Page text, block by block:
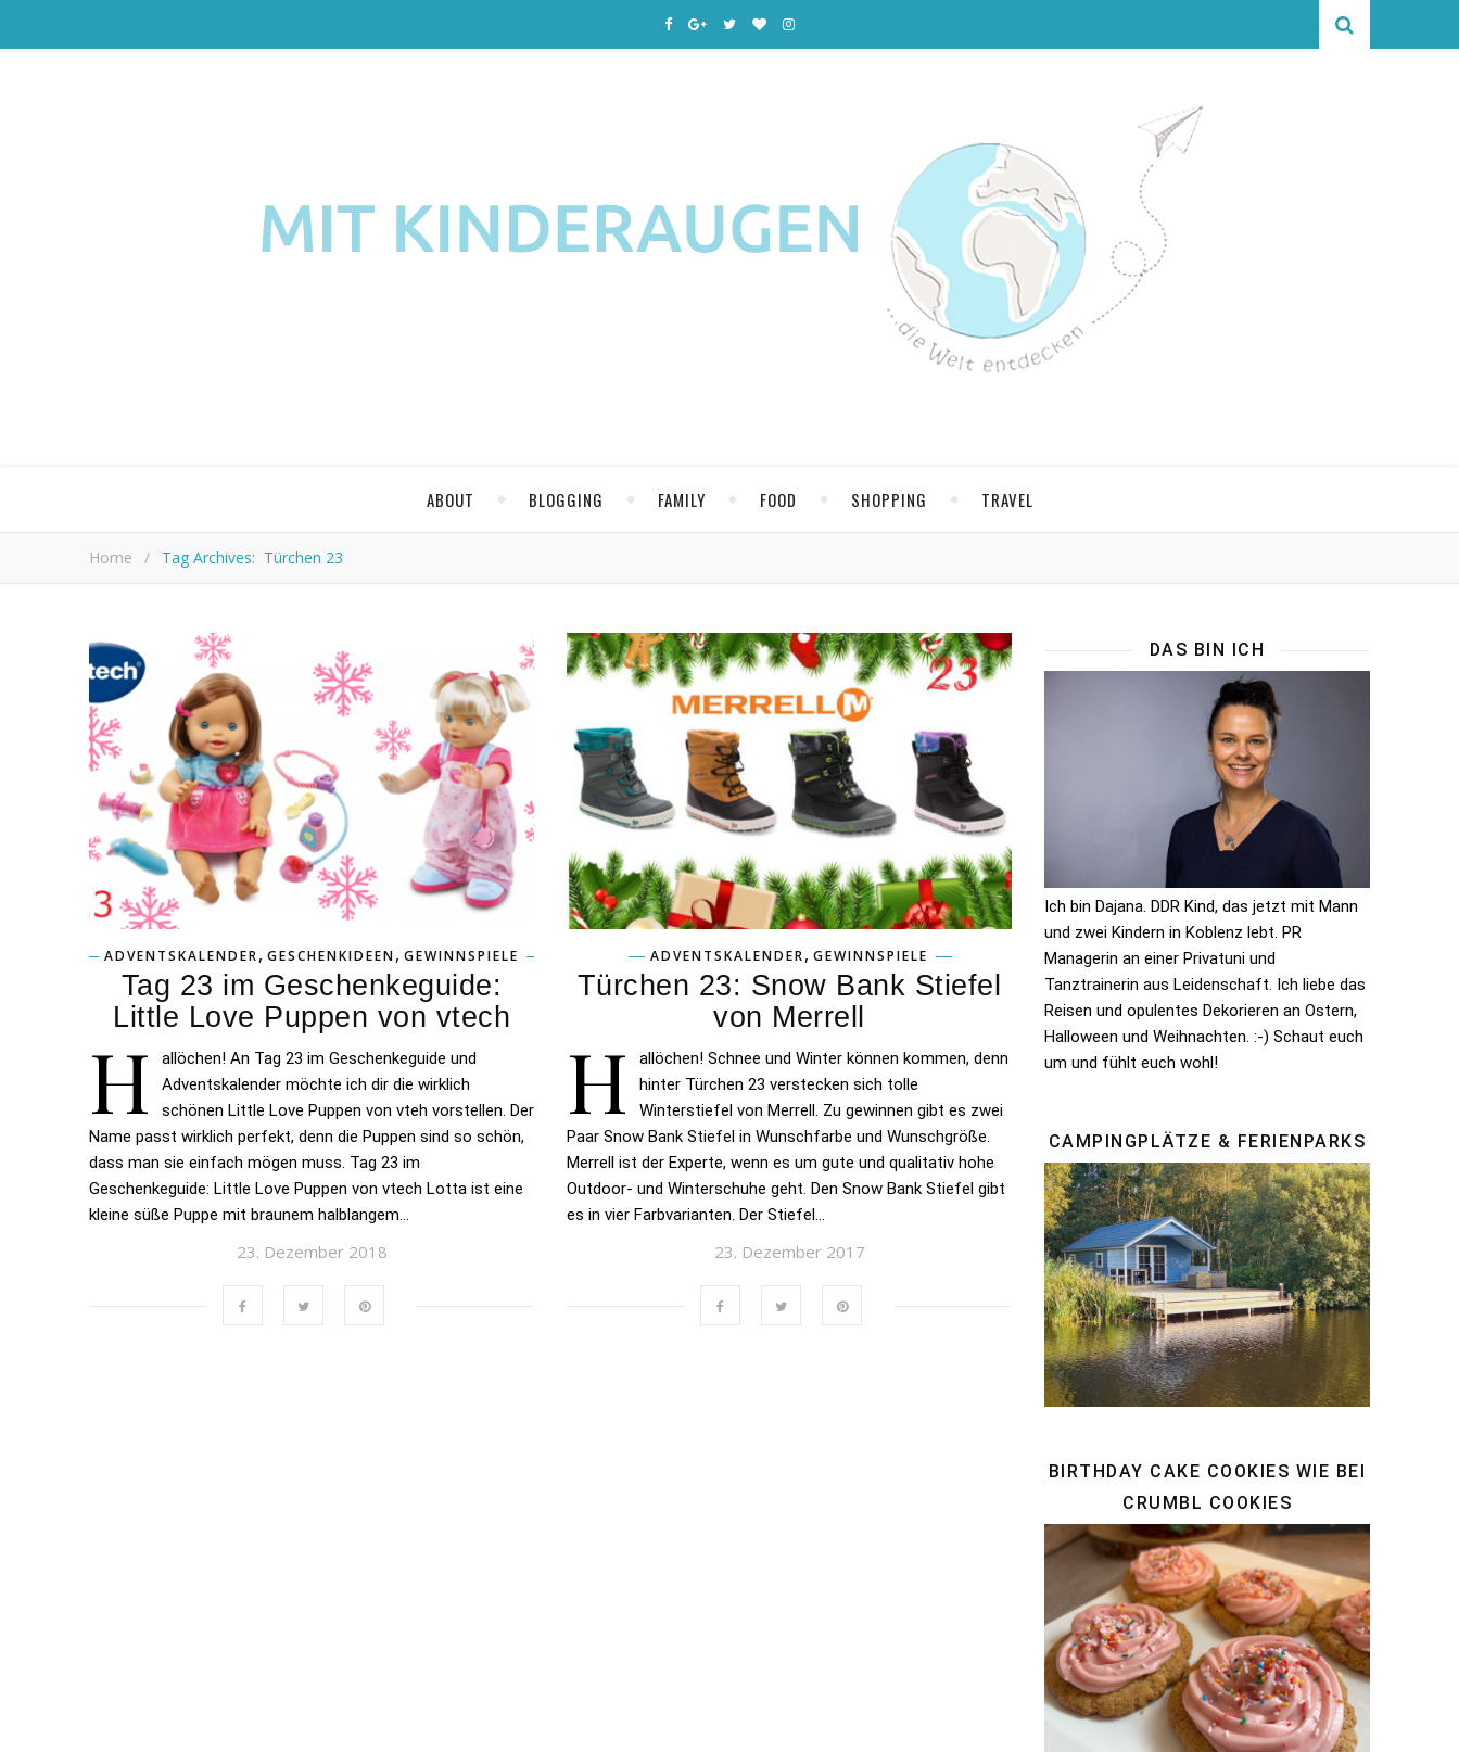
ABOUT BLOGGING FAMILY FOOD SHOPPING TRAVEL
Home / Tag Archives: Türchen 23
ADVENTSKALENDER, GESCHENKIDEEN, GEWINNSPIELE
Tag 23 im Geschenkeguide:
Little Love Puppen von vtech
H
allöchen! An Tag 23 im Geschenkeguide und
Adventskalender möchte ich dir die wirklich
schönen Little Love Puppen von vteh vorstellen. Der
Name passt wirklich perfekt, denn die Puppen sind so schön,
dass man sie einfach mögen muss. Tag 23 im
Geschenkeguide: Little Love Puppen von vtech Lotta ist eine
kleine süße Puppe mit braunem halblangem…
23. Dezember 2018
ADVENTSKALENDER, GEWINNSPIELE
Türchen 23: Snow Bank Stiefel
von Merrell
H
allöchen! Schnee und Winter können kommen, denn
hinter Türchen 23 verstecken sich tolle
Winterstiefel von Merrell. Zu gewinnen gibt es zwei
Paar Snow Bank Stiefel in Wunschfarbe und Wunschgröße.
Merrell ist der Experte, wenn es um gute und qualitativ hohe
Outdoor- und Winterschuhe geht. Den Snow Bank Stiefel gibt
es in vier Farbvarianten. Der Stiefel…
23. Dezember 2017
DAS BIN ICH
Ich bin Dajana. DDR Kind, das jetzt mit Mann
und zwei Kindern in Koblenz lebt. PR
Managerin an einer Privatuni und
Tanztrainerin aus Leidenschaft. Ich liebe das
Reisen und opulentes Dekorieren an Ostern,
Halloween und Weihnachten. :-) Schaut euch
um und fühlt euch wohl!
CAMPINGPLÄTZE & FERIENPARKS
BIRTHDAY CAKE COOKIES WIE BEI
CRUMBL COOKIES